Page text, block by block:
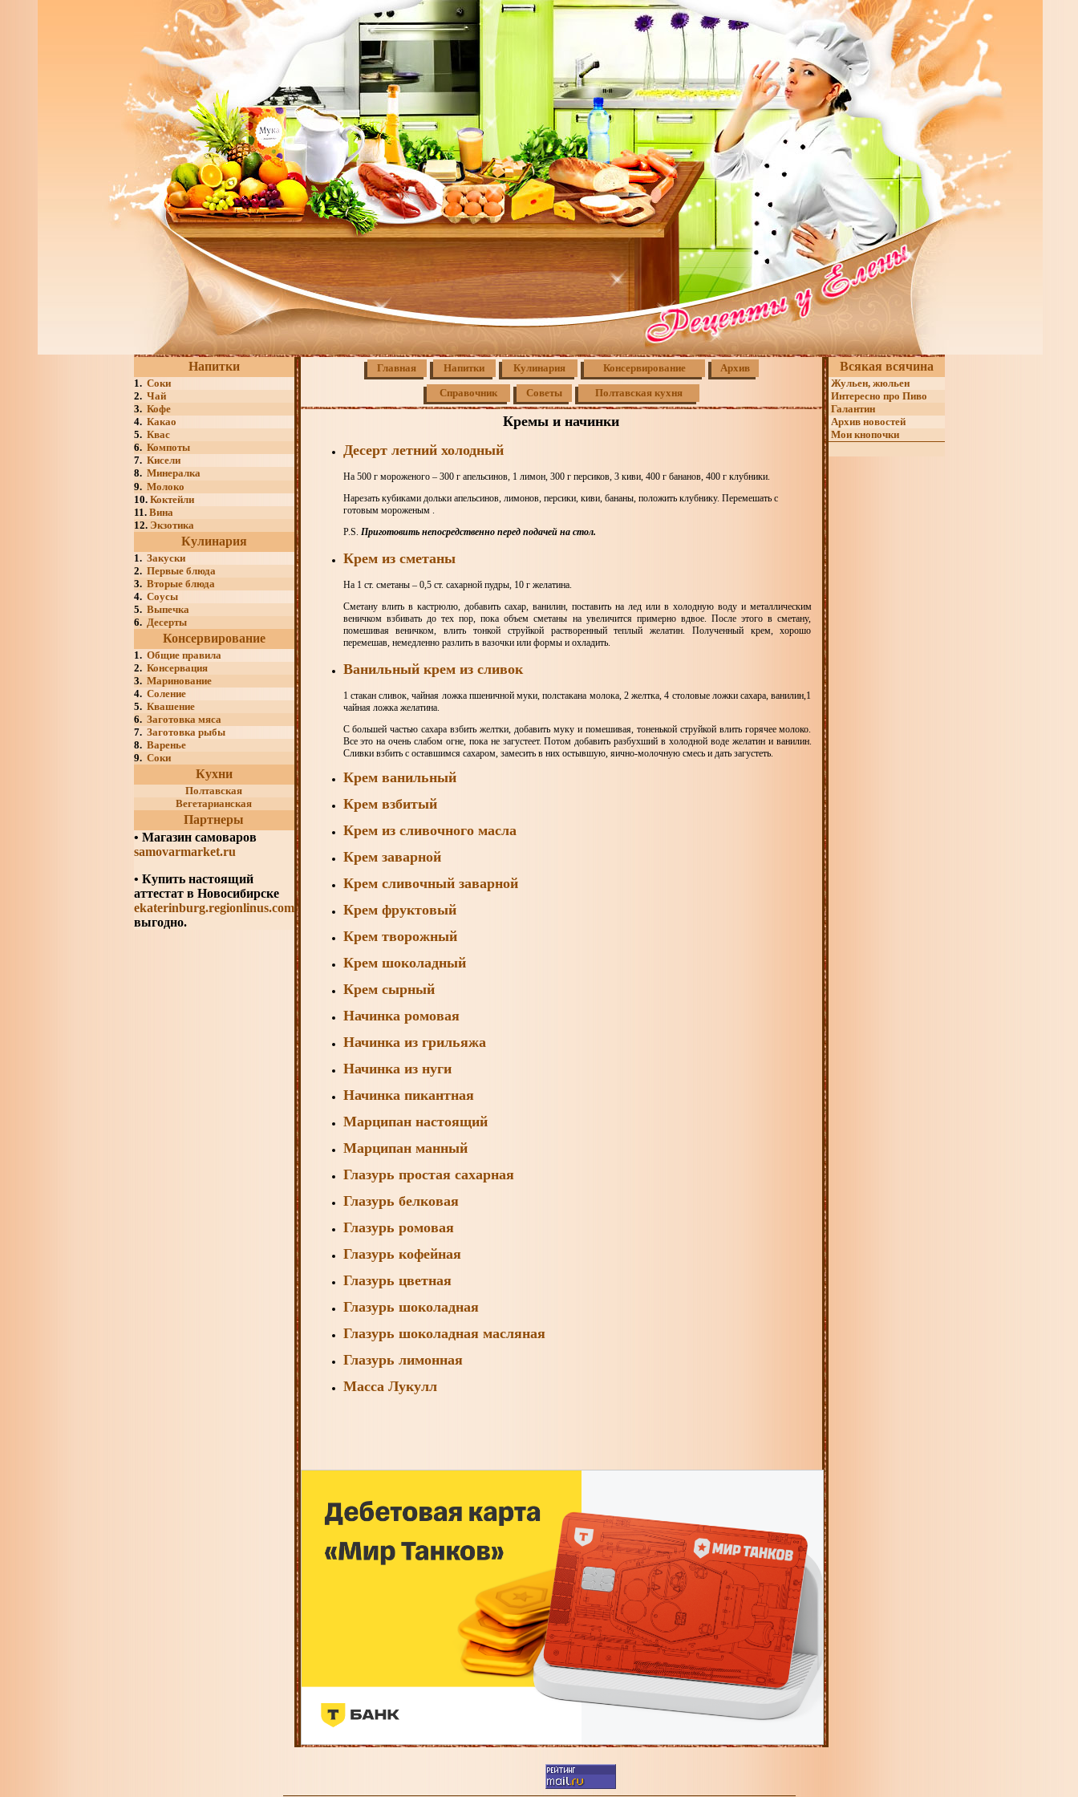
Напитки
1. Соки
2. Чай
3. Кофе
4. Какао
5. Квас
6. Компоты
7. Кисели
8. Минералка
9. Молоко
10. Коктейли
11. Вина
12. Экзотика
Кулинария
1. Закуски
2. Первые блюда
3. Вторые блюда
4. Соусы
5. Выпечка
6. Десерты
Консервирование
1. Общие правила
2. Консервация
3. Маринование
4. Соление
5. Квашение
6.Заготовка мяса
7. Заготовка рыбы
8. Варенье
9. Соки
Кухни
Полтавская
Вегетарианская
Партнеры
• Магазин самоваров
samovarmarket.ru
• Купить настоящий
аттестат в Новосибирске
ekaterinburg.regionlinus.com
выгодно.
Главная Напитки Кулинария Консервирование Архив
Справочник Советы Полтавская кухня
Кремы и начинки
Десерт летний холодный
На 500 г мороженого – 300 г апельсинов, 1 лимон, 300 г персиков, 3 киви, 400 г бананов, 400 г клубники.
Нарезать кубиками дольки апельсинов, лимонов, персики, киви, бананы, положить клубнику. Перемешать с
готовым мороженым .
P.S. Приготовить непосредственно перед подачей на стол.
Крем из сметаны
На 1 ст. сметаны – 0,5 ст. сахарной пудры, 10 г желатина.
Сметану влить в кастрюлю, добавить сахар, ванилин, поставить на лед или в холодную воду и металлическим
веничком взбивать до тех пор, пока объем сметаны на увеличится примерно вдвое. После этого в сметану,
помешивая веничком, влить тонкой струйкой растворенный теплый желатин. Полученный крем, хорошо
перемешав, немедленно разлить в вазочки или формы и охладить.
Ванильный крем из сливок
1 стакан сливок, чайная ложка пшеничной муки, полстакана молока, 2 желтка, 4 столовые ложки сахара, ванилин,1
чайная ложка желатина.
С большей частью сахара взбить желтки, добавить муку и помешивая, тоненькой струйкой влить горячее молоко.
Все это на очень слабом огне, пока не загустеет. Потом добавить разбухший в холодной воде желатин и ванилин.
Сливки взбить с оставшимся сахаром, замесить в них остывшую, яично-молочную смесь и дать загустеть.
Крем ванильный
Крем взбитый
Крем из сливочного масла
Крем заварной
Крем сливочный заварной
Крем фруктовый
Крем творожный
Крем шоколадный
Крем сырный
Начинка ромовая
Начинка из грильяжа
Начинка из нуги
Начинка пикантная
Марципан настоящий
Марципан манный
Глазурь простая сахарная
Глазурь белковая
Глазурь ромовая
Глазурь кофейная
Глазурь цветная
Глазурь шоколадная
Глазурь шоколадная масляная
Глазурь лимонная
Масса Лукулл
Всякая всячина
Жульен, жюльен
Интересно про Пиво
Галантин
Архив новостей
Мои кнопочки